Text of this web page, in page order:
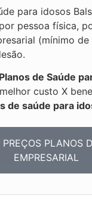
para idosos
pessoa física,
(mínimo
de Saúde
custo X
de saúde para
PREÇOS PLANOS
EMPRESARIAL